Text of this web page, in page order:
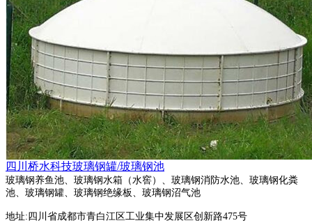
四川桥水科技玻璃钢罐/玻璃钢池
玻璃钢养鱼池、玻璃钢水箱（水窖）、玻璃钢消防水池、玻璃钢化粪
池、玻璃钢罐、玻璃钢绝缘板、玻璃钢沼气池
地址:四川省成都市青白江区工业集中发展区创新路475号